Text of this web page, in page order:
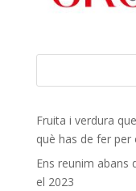
Fruita i verdura
què has de fer per
Ens reunim abans
el 2023